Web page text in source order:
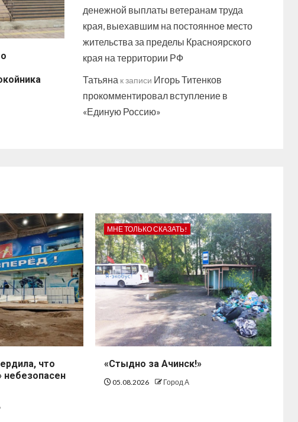
денежной выплаты ветеранам труда
края, выехавшим на постоянное место
жительства за пределы Красноярского
края на территории РФ
Татьяна к записи Игорь Титенков
прокомментировал вступление в
«Единую Россию»
что
небезопасен
МНЕ ТОЛЬКО СКАЗАТЬ!
«Стыдно за Ачинск!»
05.08.2026 Город А